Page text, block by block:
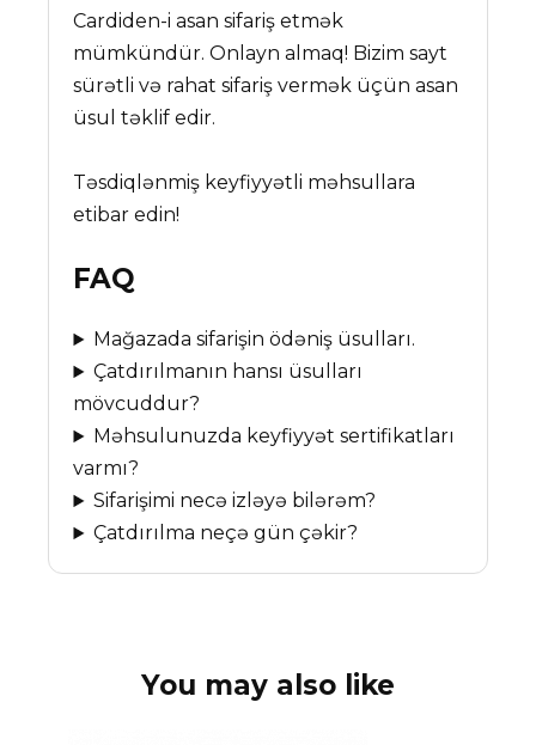
Cardiden-i asan sifariş etmək
mümkündür. Onlayn almaq! Bizim sayt
sürətli və rahat sifariş vermək üçün asan
üsul təklif edir.
Təsdiqlənmiş keyfiyyətli məhsullara
etibar edin!
FAQ
Mağazada sifarişin ödəniş üsulları.
Çatdırılmanın hansı üsulları
mövcuddur?
Məhsulunuzda keyfiyyət sertifikatları
varmı?
Sifarişimi necə izləyə bilərəm?
Çatdırılma neçə gün çəkir?
You may also like